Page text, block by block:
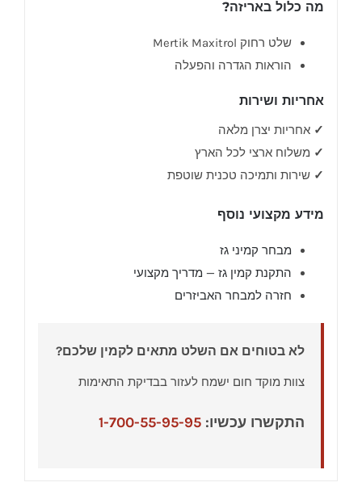
מה כלול באריזה?
שלט רחוק Mertik Maxitrol
הוראות הגדרה והפעלה
אחריות ושירות
✓ אחריות יצרן מלאה
✓ משלוח ארצי לכל הארץ
✓ שירות ותמיכה טכנית שוטפת
מידע מקצועי נוסף
מבחר קמיני גז
התקנת קמין גז — מדריך מקצועי
חזרה למבחר האביזרים
לא בטוחים אם השלט מתאים לקמין שלכם?
צוות מוקד חום ישמח לעזור בבדיקת התאימות
התקשרו עכשיו: 1-700-55-95-95